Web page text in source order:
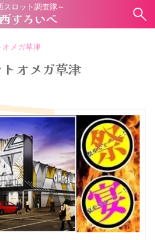
スロット調査隊～
すろいべ
オメガ草津
オメガ草津